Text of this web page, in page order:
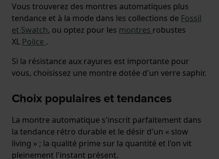
Vous trouverez des montres automatiques plus
tendance et à la mode dans les collections de Fossil
et Swatch, ou optez pour les montres robustes
XL Police .
Si la résistance aux rayures est importante pour
vous, choisissez une montre dotée d'un verre saphir.
Choix populaires et tendances
La montre automatique s'inscrit parfaitement dans
la tendance rétro durable et le désir d'un « slow
living » ; la qualité prime sur la quantité et l'on vit
pleinement l'instant présent.